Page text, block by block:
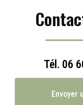
Tél. 06
Envoyer